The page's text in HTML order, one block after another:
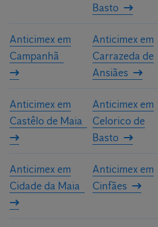
Basto
Anticimex em
Campanhã
Anticimex em
Carrazeda de
Ansiães
Anticimex em
Castêlo de Maia
Anticimex em
Celorico de
Basto
Anticimex em
Cidade da Maia
Anticimex em
Cinfães